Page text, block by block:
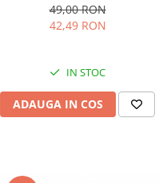
49,00 RON
42,49 RON
IN STOC
ADAUGA IN COS